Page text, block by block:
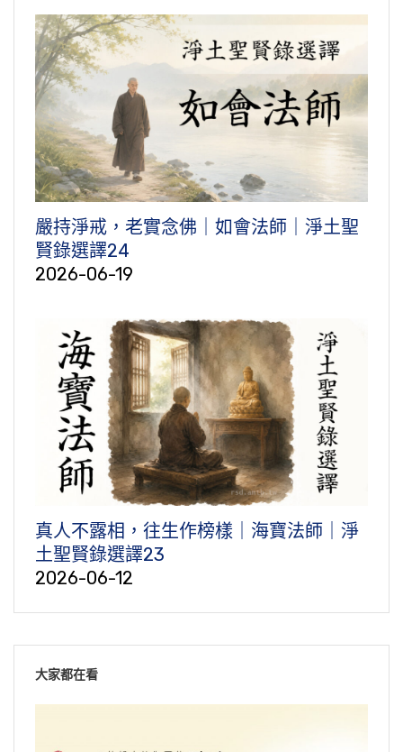
嚴持淨戒，老實念佛｜如會法師｜淨土聖
賢錄選譯24
2026-06-19
真人不露相，往生作榜樣｜海寶法師｜淨
土聖賢錄選譯23
2026-06-12
大家都在看